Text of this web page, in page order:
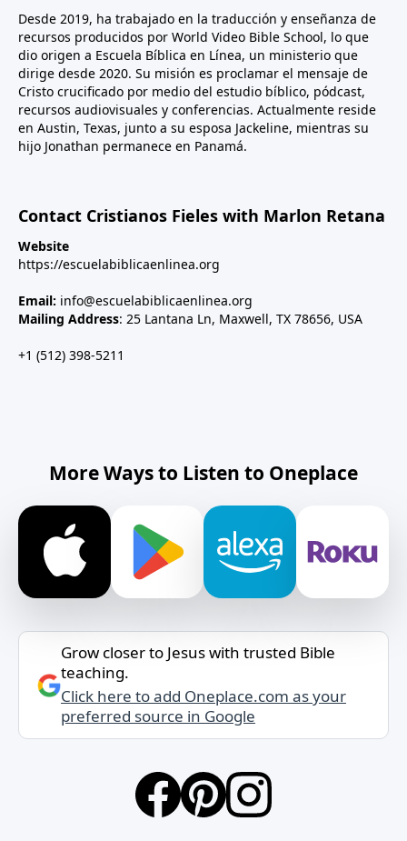
Desde 2019, ha trabajado en la traducción y enseñanza de
recursos producidos por World Video Bible School, lo que
dio origen a Escuela Bíblica en Línea, un ministerio que
dirige desde 2020. Su misión es proclamar el mensaje de
Cristo crucificado por medio del estudio bíblico, pódcast,
recursos audiovisuales y conferencias. Actualmente reside
en Austin, Texas, junto a su esposa Jackeline, mientras su
hijo Jonathan permanece en Panamá.
Contact Cristianos Fieles with Marlon Retana
Website
https://escuelabiblicaenlinea.org
Email: info@escuelabiblicaenlinea.org
Mailing Address: 25 Lantana Ln, Maxwell, TX 78656, USA
+1 (512) 398-5211
More Ways to Listen to Oneplace
Grow closer to Jesus with trusted Bible
teaching.
Click here to add Oneplace.com as your
preferred source in Google